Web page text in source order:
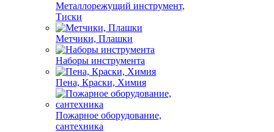
Металлорежущий инструмент,
Тиски
Метчики, Плашки
Наборы инструмента
Пена, Краски, Химия
Пожарное оборудование,
сантехника